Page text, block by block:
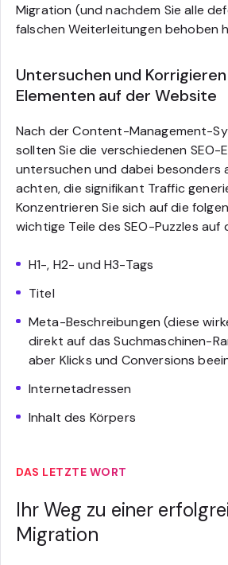
Migration (und nachdem Sie alle
falschen Weiterleitungen behoben
Untersuchen und
Elementen auf der Website
Nach der Content-Management-
sollten Sie die verschiedenen SEO-
untersuchen und dabei besonders
achten, die signifikant Traffic
Konzentrieren Sie sich auf die
wichtige Teile des SEO-Puzzles auf
H1-, H2- und H3-Tags
Titel
Meta-Beschreibungen (diese
direkt auf das Suchmaschinen-
aber Klicks und Conversions
Internetadressen
Inhalt des Körpers
DAS LETZTE WORT
Ihr Weg zu einer
Migration